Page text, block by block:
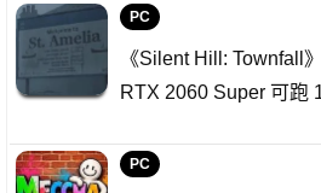
PC
《Silent Hill: Townfall
RTX 2060 Super 可跑
PC